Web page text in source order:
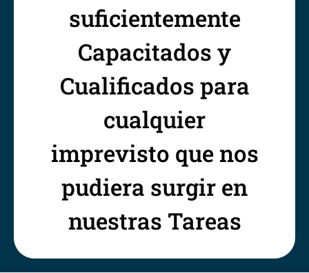
suficientemente
Capacitados y
Cualificados para
cualquier
imprevisto que nos
pudiera surgir en
nuestras Tareas